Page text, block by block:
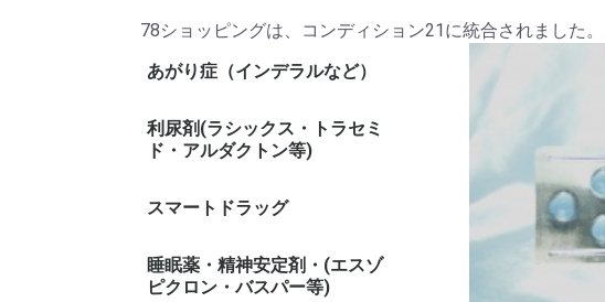
78ショッピングは、コンディション21に統合されました。
あがり症（インデラルなど）
利尿剤(ラシックス・トラセミ
ド・アルダクトン等)
スマートドラッグ
睡眠薬・精神安定剤・(エスゾ
ピクロン・バスパー等)